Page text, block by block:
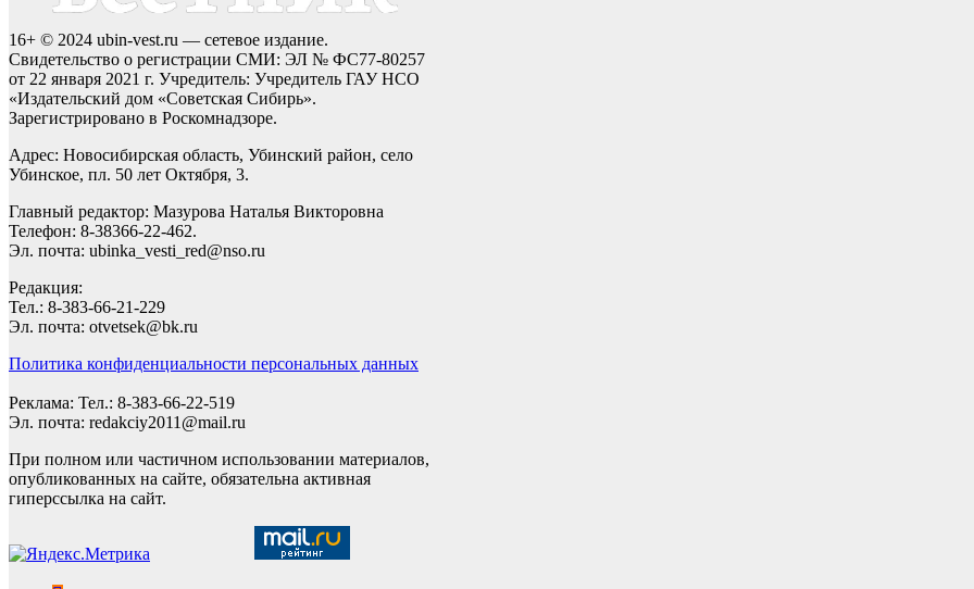
16+ © 2024 ubin-vest.ru — сетевое издание.
Свидетельство о регистрации СМИ: ЭЛ № ФС77-80257
от 22 января 2021 г. Учредитель: Учредитель ГАУ НСО
«Издательский дом «Советская Сибирь».
Зарегистрировано в Роскомнадзоре.
Адрес: Новосибирская область, Убинский район, село
Убинское, пл. 50 лет Октября, 3.
Главный редактор: Мазурова Наталья Викторовна
Телефон: 8-38366-22-462.
Эл. почта: ubinka_vesti_red@nso.ru
Редакция:
Тел.: 8-383-66-21-229
Эл. почта: otvetsek@bk.ru
Политика конфиденциальности персональных данных
Реклама: Тел.: 8-383-66-22-519
Эл. почта: redakciy2011@mail.ru
При полном или частичном использовании материалов,
опубликованных на сайте, обязательна активная
гиперссылка на сайт.